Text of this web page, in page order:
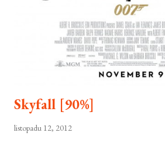
Skyfall [90%]
listopadu 12, 2012